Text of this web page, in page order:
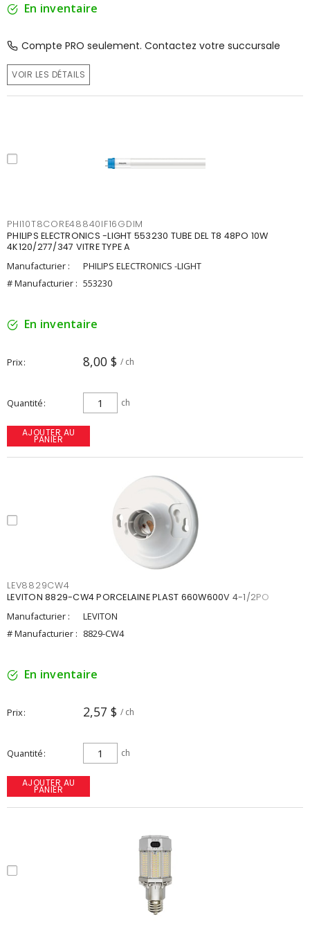
En inventaire
Compte PRO seulement. Contactez votre succursale
VOIR LES DÉTAILS
PHI10T8CORE48840IF16GDIM
PHILIPS ELECTRONICS -LIGHT 553230 TUBE DEL T8 48PO 10W
4K120/277/347 VITRE TYPE A
Manufacturier :
PHILIPS ELECTRONICS -LIGHT
# Manufacturier : 553230
En inventaire
Prix 8,00 $ / ch
Quantité ch
AJOUTER AU
PANIER
LEV8829CW4
LEVITON 8829-CW4 PORCELAINE PLAST 660W600V 4-1/2PO
Manufacturier :
LEVITON
# Manufacturier : 8829-CW4
En inventaire
Prix 2,57 $ / ch
Quantité ch
AJOUTER AU
PANIER